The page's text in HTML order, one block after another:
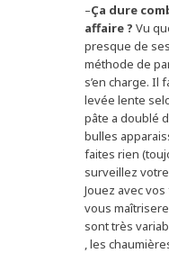
–Ça dure
affaire ? Vu
presque de
méthode de
s’en charge. Il
levée lente
pâte a doublé
bulles
faites rien
surveillez
Jouez avec
vous
sont très
, les